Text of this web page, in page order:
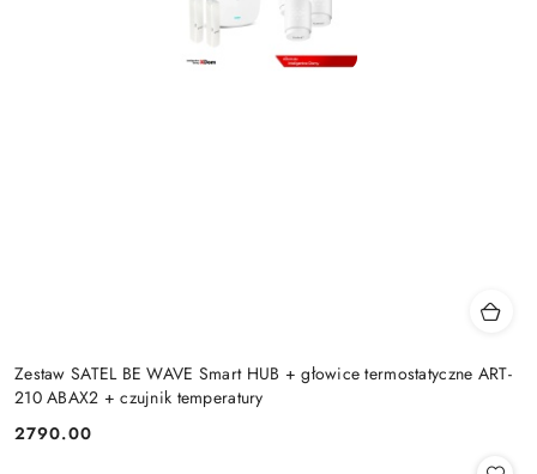
Zestaw SATEL BE WAVE Smart HUB + głowice termostatyczne ART-
210 ABAX2 + czujnik temperatury
Cena:
2790.00